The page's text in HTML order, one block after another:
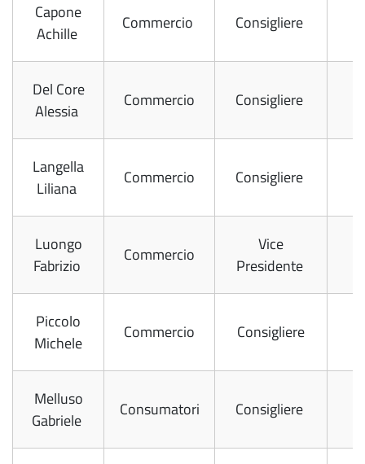
Capone
Achille
Commercio Consigliere
Del Core
Alessia
Commercio Consigliere
Langella
Liliana
Commercio Consigliere
Luongo
Fabrizio
Commercio
Vice
Presidente
Piccolo
Michele
Commercio Consigliere
Melluso
Gabriele
Consumatori Consigliere